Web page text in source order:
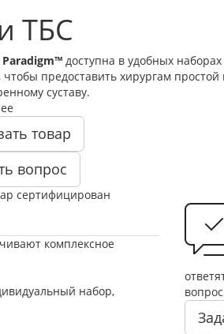
ТБС
Paradigm™ доступна в удобных
чтобы предоставить хирургам
суставу.
товар
вопрос
сертифицирован
комплексное
набор,